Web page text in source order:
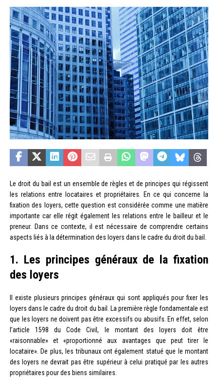
Le droit du bail est un ensemble de règles et de principes qui régissent
les relations entre locataires et propriétaires. En ce qui concerne la
fixation des loyers, cette question est considérée comme une matière
importante car elle régit également les relations entre le bailleur et le
preneur. Dans ce contexte, il est nécessaire de comprendre certains
aspects liés à la détermination des loyers dans le cadre du droit du bail.
1. Les principes généraux de la fixation
des loyers
Il existe plusieurs principes généraux qui sont appliqués pour fixer les
loyers dans le cadre du droit du bail. La première règle fondamentale est
que les loyers ne doivent pas être excessifs ou abusifs. En effet, selon
l’article 1598 du Code Civil, le montant des loyers doit être
«raisonnable» et «proportionné aux avantages que peut tirer le
locataire». De plus, les tribunaux ont également statué que le montant
des loyers ne devrait pas être supérieur à celui pratiqué par les autres
propriétaires pour des biens similaires.